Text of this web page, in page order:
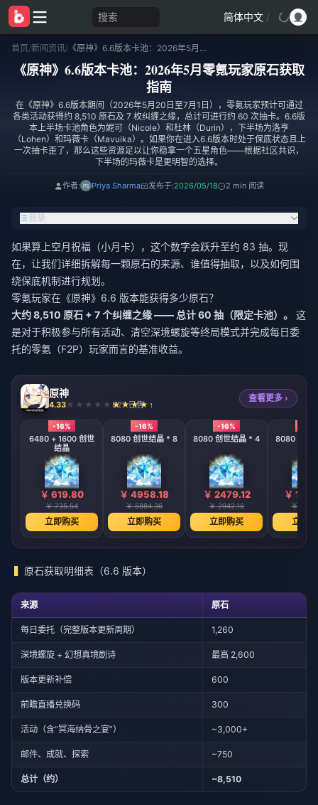
搜索 简体中文 /
首页/新闻资讯/ 《原神》6.6版本卡池：2026年5月零氪玩家原石获取指南
《原神》6.6版本卡池：2026年5月零氪玩家原石获取
指南
在《原神》6.6版本期间（2026年5月20日至7月1日），零氪玩家预计可通过
各类活动获得约 8,510 原石及 7 枚纠缠之缘，总计可进行约 60 次抽卡。6.6版
本上半场卡池角色为妮可（Nicole）和杜林（Durin），下半场为洛亨
（Lohen）和玛薇卡（Mavuika）。如果你在进入6.6版本时处于保底状态且上
一次抽卡歪了，那么这些资源足以让你稳拿一个五星角色——根据社区共识，
下半场的玛薇卡是更明智的选择。
作者: Priya Sharma 发布于:2026/05/18 2 min 阅读
目录
如果算上空月祝福（小月卡），这个数字会跃升至约 83 抽。现
在，让我们详细拆解每一颗原石的来源、谁值得抽取，以及如何围
绕保底机制进行规划。
零氪玩家在《原神》6.6 版本能获得多少原石？
大约 8,510 原石 + 7 个纠缠之缘 —— 总计 60 抽（限定卡池）。
这
是对于积极参与所有活动、清空深境螺旋等终局模式并完成每日委
托的零氪（F2P）玩家而言的基准收益。
原神
4.33 827 已售
查看更多 ›
-16%
6480 + 1600 创世
结晶
￥ 619.80
￥ 735.54
立即购买
-16%
8080 创世结晶 * 8
￥ 4958.18
￥ 5884.36
立即购买
-16%
8080 创世结晶 * 4
￥ 2479.12
￥ 2942.18
立即购买
8080 创世
￥
￥
立即
原石获取明细表（6.6 版本）
来源 原石
每日委托（完整版本更新周期） 1,260
深境螺旋 + 幻想真境剧诗 最高 2,600
版本更新补偿 600
前瞻直播兑换码 300
活动（含“冥海纳骨之宴”） ~3,000+
邮件、成就、探索 ~750
总计（约） ~8,510